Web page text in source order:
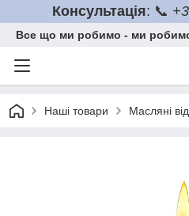
Консультація: 📞
Все що ми робимо - ми
Наші товари Масляні